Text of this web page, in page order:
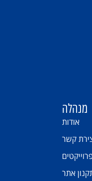
מנהלה
אודות
קשר
אתר